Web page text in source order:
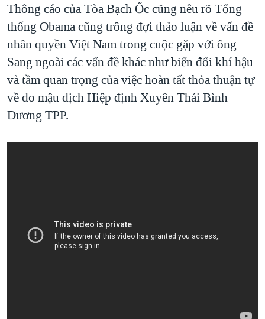
Thông cáo của Tòa Bạch Ốc cũng nêu rõ Tổng
thống Obama cũng trông đợi thảo luận về vấn đề
nhân quyền Việt Nam trong cuộc gặp với ông
Sang ngoài các vấn đề khác như biến đổi khí hậu
và tầm quan trọng của việc hoàn tất thỏa thuận tự
về do mậu dịch Hiệp định Xuyên Thái Bình
Dương TPP.